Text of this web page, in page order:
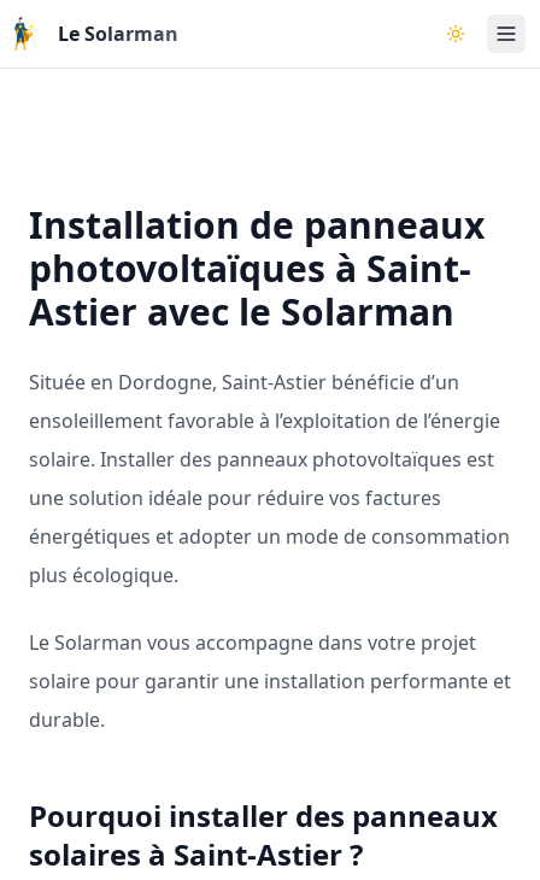
Aller au contenu principal
Le Solarman Basculer
Installation de panneaux
photovoltaïques à Saint-
Astier avec le Solarman
Située en Dordogne, Saint-Astier bénéficie d’un
ensoleillement favorable à l’exploitation de l’énergie
solaire. Installer des panneaux photovoltaïques est
une solution idéale pour réduire vos factures
énergétiques et adopter un mode de consommation
plus écologique.
Le Solarman vous accompagne dans votre projet
solaire pour garantir une installation performante et
durable.
Pourquoi installer des panneaux
solaires à Saint-Astier ?